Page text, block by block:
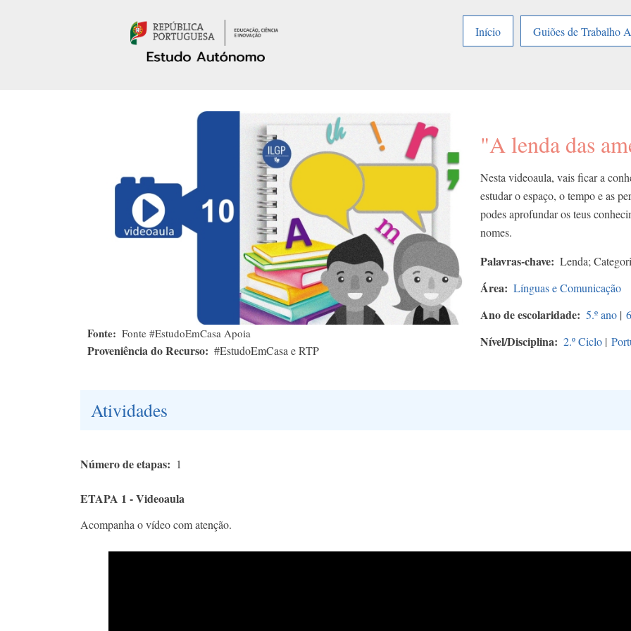
Início
Guiões de Trabalho
Fonte Fonte #EstudoEmCasa Apoia
Proveniência do Recurso #EstudoEmCasa e RTP
"A lenda das
Nesta videoaula, vais ficar a
estudar o espaço, o tempo e as
podes aprofundar os teus
nomes.
Palavras-chave Lenda;
Área Línguas e Comunicação
Ano de escolaridade 5.º ano |
Nível/Disciplina 2.º Ciclo |
Atividades
Número de etapas 1
ETAPA 1 - Videoaula
Acompanha o vídeo com atenção.